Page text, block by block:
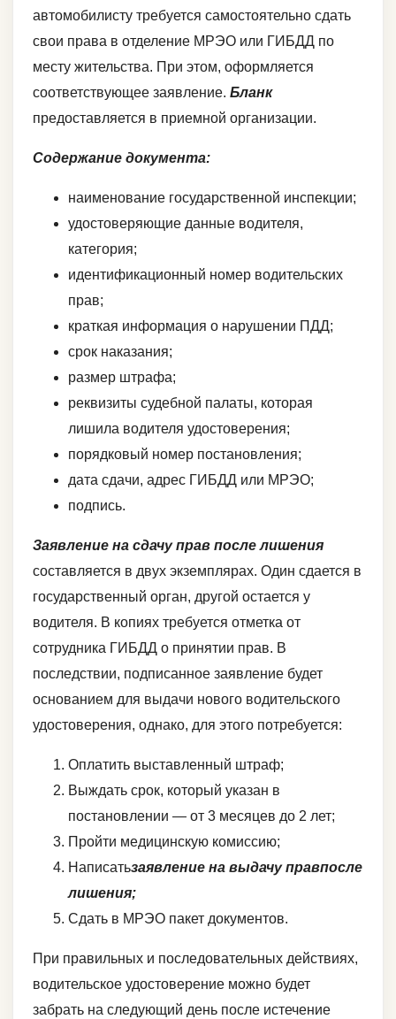
автомобилисту требуется самостоятельно сдать
свои права в отделение МРЭО или ГИБДД по
месту жительства. При этом, оформляется
соответствующее заявление. Бланк
предоставляется в приемной организации.
Содержание документа:
наименование государственной инспекции;
удостоверяющие данные водителя,
категория;
идентификационный номер водительских
прав;
краткая информация о нарушении ПДД;
срок наказания;
размер штрафа;
реквизиты судебной палаты, которая
лишила водителя удостоверения;
порядковый номер постановления;
дата сдачи, адрес ГИБДД или МРЭО;
подпись.
Заявление на сдачу прав после лишения
составляется в двух экземплярах. Один сдается в
государственный орган, другой остается у
водителя. В копиях требуется отметка от
сотрудника ГИБДД о принятии прав. В
последствии, подписанное заявление будет
основанием для выдачи нового водительского
удостоверения, однако, для этого потребуется:
Оплатить выставленный штраф;
Выждать срок, который указан в
постановлении — от 3 месяцев до 2 лет;
Пройти медицинскую комиссию;
Написатьзаявление на выдачу правпосле
лишения;
Сдать в МРЭО пакет документов.
При правильных и последовательных действиях,
водительское удостоверение можно будет
забрать на следующий день после истечение